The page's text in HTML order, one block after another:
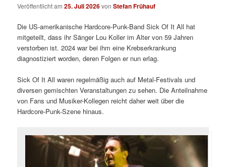
Veröffentlicht am25. Juli 2026vonStefan Frühauf
Die US-amerikanische Hardcore-Punk-Band Sick Of It All hat
mitgeteilt, dass ihr Sänger Lou Koller im Alter von 59 Jahren
verstorben ist. 2024 war bei ihm eine Krebserkrankung
diagnostiziert worden, deren Folgen er nun erlag.
Sick Of It All waren regelmäßig auch auf Metal-Festivals und
diversen gemischten Veranstaltungen zu sehen. Die Anteilnahme
von Fans und Musiker-Kollegen reicht daher weit über die
Hardcore-Punk-Szene hinaus.